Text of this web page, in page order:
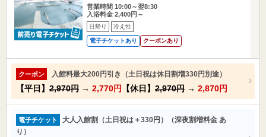
営業時間 10:00～翌8:30
入浴料金 2,400円～
日帰り 冷え性
電子チケットあり クーポンあり
クーポン 入館料最大200円引き（土日祝は休日割増330円別途）
【平日】 2,970円 → 2,770円 【休日】 2,970円 → 2,870円
電子チケット
大人入館割（土日祝は＋330円）（深夜割増料金 あ
り）